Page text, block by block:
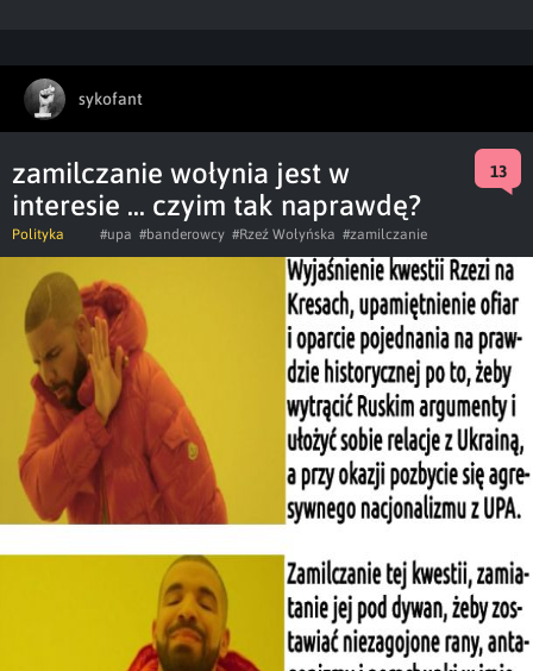
sykofant
zamilczanie wołynia jest w
interesie ... czyim tak naprawdę?
13
Polityka #upa #banderowcy #Rzeź Wołyńska #zamilczanie